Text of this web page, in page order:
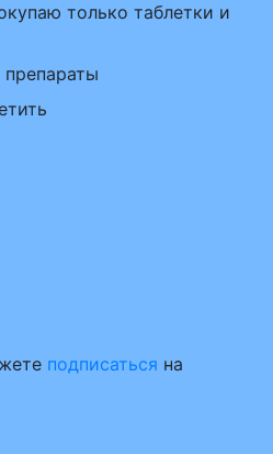
только таблетки и
подписаться на